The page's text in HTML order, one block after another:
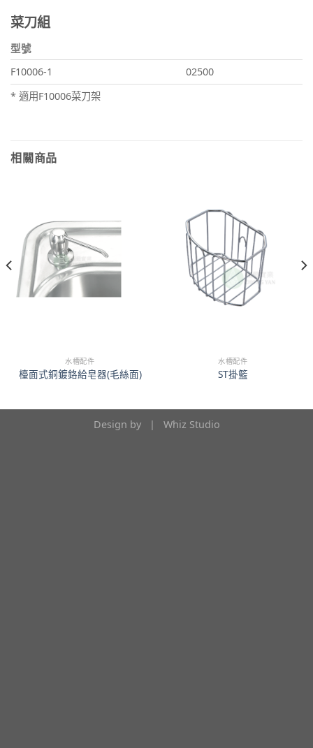
菜刀組
型號
F10006-1
02500
* 適用F10006菜刀架
相關商品
水槽配件
檯面式銅鍍鉻給皂器(毛絲面)
水槽配件
ST掛籃
Design by | Whiz Studio